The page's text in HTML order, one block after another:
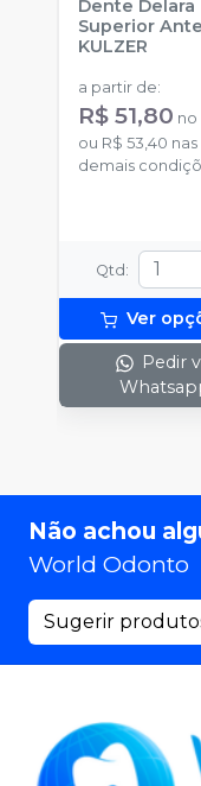
Dente Delara
Superior
KULZER
a partir de:
R$ 51,80 no
ou R$ 53,40 nas
demais
Qtd :
Ver
Pedir
Não achou
World Odonto
Sugerir